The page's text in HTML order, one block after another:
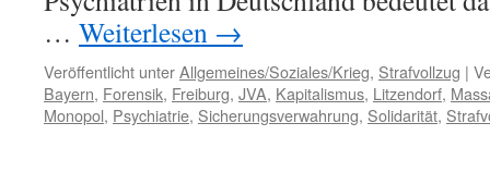
… Weiterlesen →
Veröffentlicht unterAllgemeines/Soziales/Krieg, Strafvollzug |
Bayern, Forensik, Freiburg, JVA, Kapitalismus, Litzendorf,
Monopol, Psychiatrie, Sicherungsverwahrung, Solidarität,